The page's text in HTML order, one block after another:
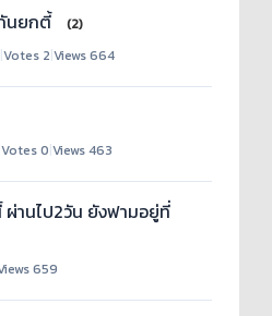
นยกตี้
(2)
|Votes 2|Views 664
Votes 0|Views 463
านไป2วัน ยังฟามอยู่ที่
659